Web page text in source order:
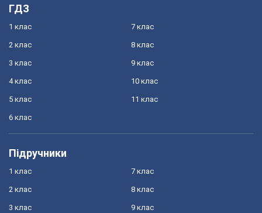
ГДЗ
1 клас
2 клас
3 клас
4 клас
5 клас
6 клас
7 клас
8 клас
9 клас
10 клас
11 клас
Підручники
1 клас
2 клас
3 клас
7 клас
8 клас
9 клас